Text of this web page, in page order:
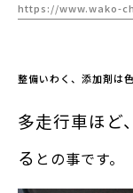
https://www.wako-
整備いわく、添加剤は
多走行車ほど
る との事です。